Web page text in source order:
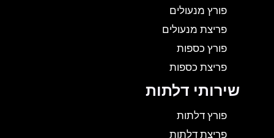
פורץ מנעולים
פריצת מנעולים
פורץ כספות
פריצת כספות
שירותי דלתות
פורץ דלתות
פריצת דלתות